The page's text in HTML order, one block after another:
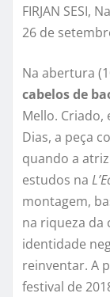
FIRJAN SESI,
26 de
Na abertura
cabelos de
Mello.
Dias, a peça
quando a
estudos na
montagem,
na riqueza da
identidade
reinventar. A
festival de